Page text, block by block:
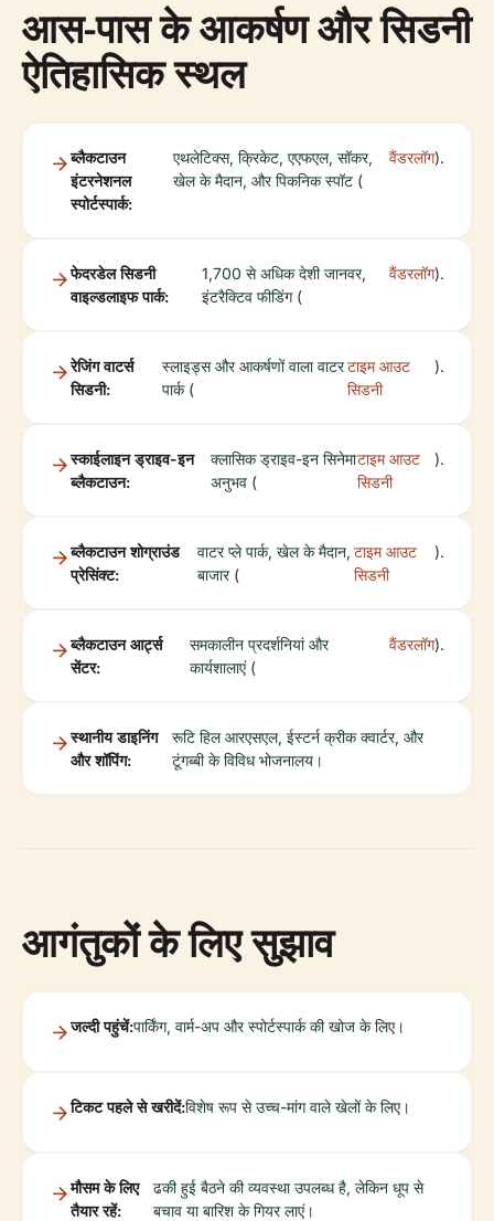
आस-पास के आकर्षण और सिडनी
ऐतिहासिक स्थल
ब्लैकटाउन
इंटरनेशनल
स्पोर्टस्पार्क:
एथलेटिक्स, क्रिकेट, एएफएल, सॉकर,
खेल के मैदान, और पिकनिक स्पॉट (
वैंडरलॉग).
फेदरडेल सिडनी
वाइल्डलाइफ पार्क:
1,700 से अधिक देशी जानवर,
इंटरैक्टिव फीडिंग (
वैंडरलॉग).
रेजिंग वाटर्स
सिडनी:
स्लाइड्स और आकर्षणों वाला वाटर
पार्क (
टाइम आउट
सिडनी
).
स्काईलाइन ड्राइव-इन
ब्लैकटाउन:
क्लासिक ड्राइव-इन सिनेमा
अनुभव (
टाइम आउट
सिडनी
).
ब्लैकटाउन शोग्राउंड
प्रेसिंक्ट:
वाटर प्ले पार्क, खेल के मैदान,
बाजार (
टाइम आउट
सिडनी
).
ब्लैकटाउन आर्ट्स
सेंटर:
समकालीन प्रदर्शनियां और
कार्यशालाएं (
वैंडरलॉग).
स्थानीय डाइनिंग
और शॉपिंग:
रूटि हिल आरएसएल, ईस्टर्न क्रीक क्वार्टर, और
टूंगब्बी के विविध भोजनालय।
आगंतुकों के लिए सुझाव
जल्दी पहुंचें:पार्किंग, वार्म-अप और स्पोर्टस्पार्क की खोज के लिए।
टिकट पहले से खरीदें:विशेष रूप से उच्च-मांग वाले खेलों के लिए।
मौसम के लिए
तैयार रहें:
ढकी हुई बैठने की व्यवस्था उपलब्ध है, लेकिन धूप से
बचाव या बारिश के गियर लाएं।